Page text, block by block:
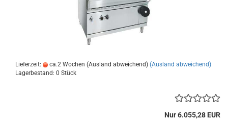
Lieferzeit: ca.2 Wochen (Ausland abweichend) (Ausland abweichend)
Lagerbestand: 0 Stück
Nur 6.055,28 EUR